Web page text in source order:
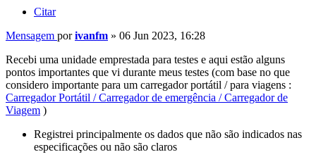
Citar
Mensagem porivanfm » 06 Jun 2023, 16:28
Recebi uma unidade emprestada para testes e aqui estão alguns
pontos importantes que vi durante meus testes (com base no que
considero importante para um carregador portátil / para viagens :
Carregador Portátil / Carregador de emergência / Carregador de
Viagem )
Registrei principalmente os dados que não são indicados nas
especificações ou não são claros